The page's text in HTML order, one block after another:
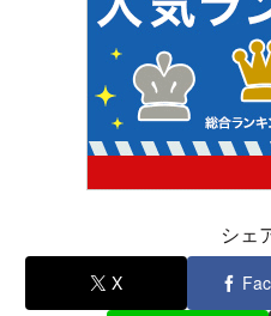
シェ
X